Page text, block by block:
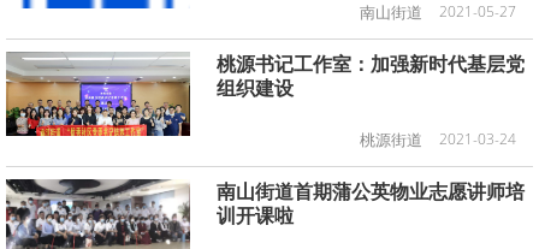
南山街道 2021-05-27
桃源书记工作室：加强新时代基层党
组织建设
桃源街道 2021-03-24
南山街道首期蒲公英物业志愿讲师培
训开课啦